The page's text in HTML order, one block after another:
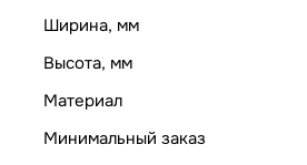
Ширина, мм
Высота, мм
Материал
Минимальный заказ